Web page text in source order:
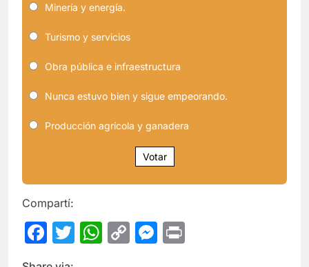
Minería y energía.
Turismo y servicios
Obra pública e infraestructura
Nunca estuvo bien y sigue empeorando.
Producción agrícola y ganadera
Votar
Compartí:
Facebook
Twitter
WhatsApp
CopyMessenger